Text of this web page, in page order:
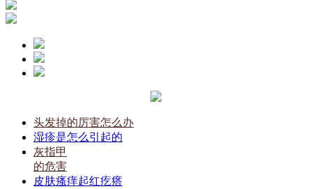
头发掉的厉害怎么办
湿疹是怎么引起的
灰指甲
的危害
皮肤瘙痒起红疙瘩